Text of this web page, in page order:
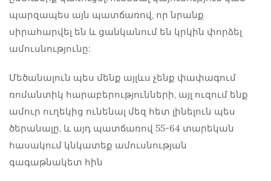
պարզապես այն պատճառով, որ նրանք
սիրահարվել են և ցանկանում են կրկին փորձել
ամուսնությունը:
Մեծանալուն պես մենք այլևս չենք փափագում
ռոմանտիկ հարաբերությունների, այլ ուզում ենք
ամուր ուղեկից ունենալ մեզ հետ լինելուն պես
ծերանալը, և այդ պատճառով 55-64 տարեկան
հասակում կնկատեք ամուսնության
գագաթնակետ հին